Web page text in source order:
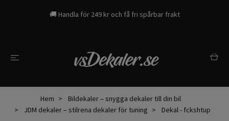
🚚 Handla för 249 kr och få fri spårbar frakt
Hem
Bildekaler – snygga dekaler till din bil
JDM dekaler – stilrena dekaler för tuning
Dekal - fckshtup